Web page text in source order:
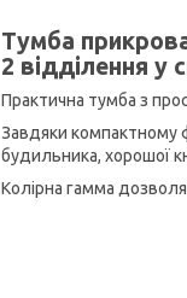
Тумба
2 відділення у
Практична тумба з
Завдяки компактному
будильника, хорошої
Колірна гамма